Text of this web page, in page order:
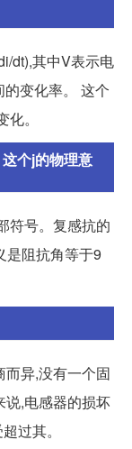
dt),其中V表示电
变化率。 这个
。
个j的物理意
符号。复感抗的
是阻抗角等于9
异,没有一个固
说,电感器的损坏
过其。